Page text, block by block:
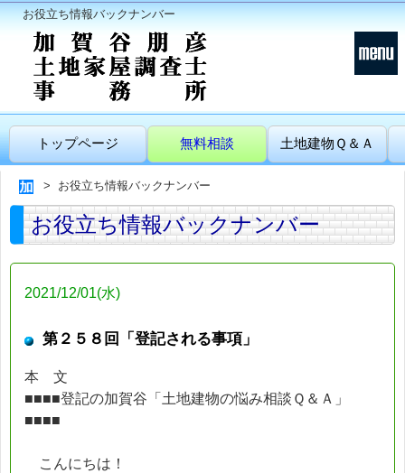
お役立ち情報バックナンバー
トップページ 無料相談 土地建物Ｑ＆Ａ
お役立ち情報バックナンバー
お役立ち情報バックナンバー
2021/12/01(水)
第２５８回「登記される事項」
本 文
■■■■登記の加賀谷「土地建物の悩み相談Ｑ＆Ａ」
■■■■
こんにちは！